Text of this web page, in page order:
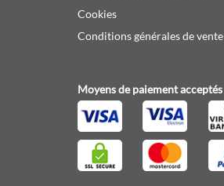
Cookies
Conditions générales de vente
Moyens de paiement acceptés